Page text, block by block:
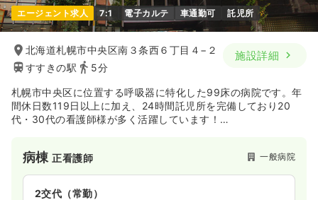
エージェント求人 7:1 電子カルテ 車通勤可 託児所
北海道札幌市中央区南３条西６丁目４−２
すすきの駅
5分
施設詳細
札幌市中央区に位置する呼吸器に特化した99床の病院です。年
間休日数119日以上に加え、24時間託児所を完備しており20
代・30代の看護師様が多く活躍しています！
ます。専門職として自覚と誇りを持ち働きがいのある職場にな
ること、また職員同士もお互い思いやり、笑顔がたえない看護
部を目指し努力していきます。
病棟正看護師 一般病院
2交代（常勤）